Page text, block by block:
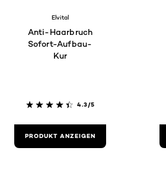
Elvital
Anti-Haarbruch
Sofort-Aufbau-
Kur
4.3/5
PRODUKT ANZEIGEN